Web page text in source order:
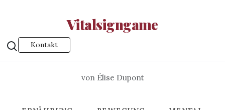
Vitalsigngame
Kontakt
von Élise Dupont